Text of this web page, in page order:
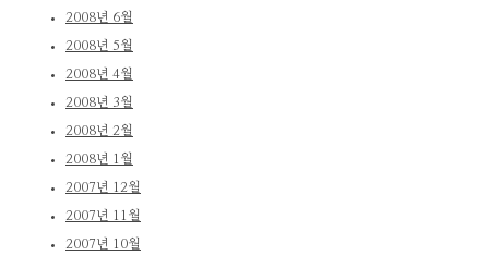
2008년 6월
2008년 5월
2008년 4월
2008년 3월
2008년 2월
2008년 1월
2007년 12월
2007년 11월
2007년 10월